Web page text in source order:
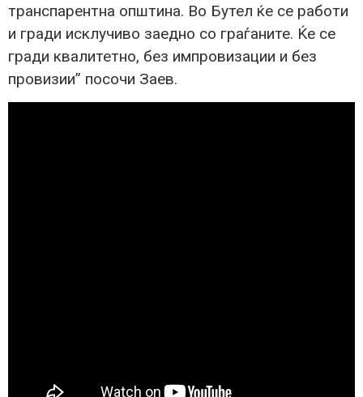
транспарентна општина. Во Бутел ќе се работи
и гради исклучиво заедно со граѓаните. Ќе се
гради квалитетно, без импровизации и без
провизии” посочи Заев.